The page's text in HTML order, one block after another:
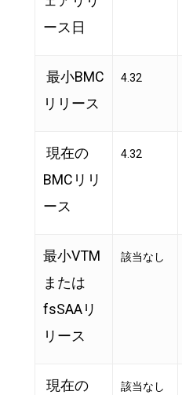
ース日
最小BMC
リリース
4.32
現在の
BMCリリ
ース
4.32
最小VTM
または
fsSAAリ
リース
該当なし
現在の
該当なし